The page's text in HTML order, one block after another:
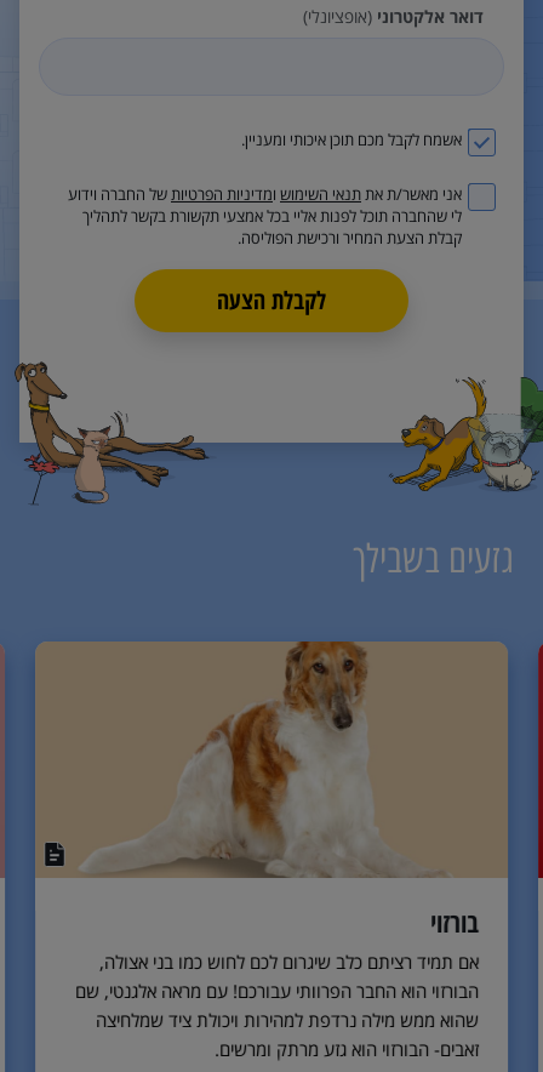
דואר אלקטרוני (אופציונלי)
אשמח לקבל מכם תוכן איכותי ומעניין.
אני מאשר/ת אתתנאי השימוש ומדיניות הפרטיותשל החברה וידוע
לי שהחברה תוכל לפנות אליי בכל אמצעי תקשורת בקשר לתהליך
קבלת הצעת המחיר ורכישת הפוליסה.
לקבלת הצעה
גזעים בשבילך
בורזוי
אם תמיד רציתם כלב שיגרום לכם לחוש כמו בני אצולה,
הבורזוי הוא החבר הפרוותי עבורכם! עם מראה אלגנטי, שם
שהוא ממש מילה נרדפת למהירות ויכולת ציד שמלחיצה
זאבים- הבורזוי הוא גזע מרתק ומרשים.